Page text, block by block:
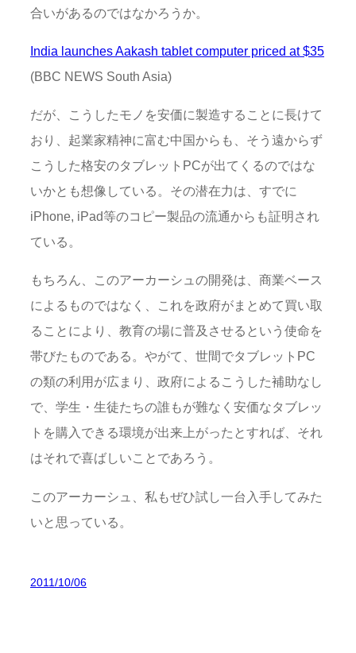
合いがあるのではなかろうか。
India launches Aakash tablet computer priced at $35
(BBC NEWS South Asia)
だが、こうしたモノを安価に製造することに長けて
おり、起業家精神に富む中国からも、そう遠からず
こうした格安のタブレットPCが出てくるのではな
いかとも想像している。その潜在力は、すでに
iPhone, iPad等のコピー製品の流通からも証明され
ている。
もちろん、このアーカーシュの開発は、商業ベース
によるものではなく、これを政府がまとめて買い取
ることにより、教育の場に普及させるという使命を
帯びたものである。やがて、世間でタブレットPC
の類の利用が広まり、政府によるこうした補助なし
で、学生・生徒たちの誰もが難なく安価なタブレッ
トを購入できる環境が出来上がったとすれば、それ
はそれで喜ばしいことであろう。
このアーカーシュ、私もぜひ試し一台入手してみた
いと思っている。
2011/10/06